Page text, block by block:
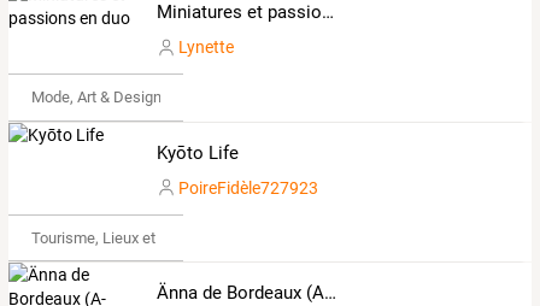
Miniatures et passions en duo
Lynette
Mode, Art & Design
Kyōto Life
PoireFidèle727923
Tourisme, Lieux et Événements
Änna de Bordeaux (A-Force Academy Danse Orientale)